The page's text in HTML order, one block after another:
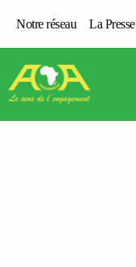
Notre réseau La Presse